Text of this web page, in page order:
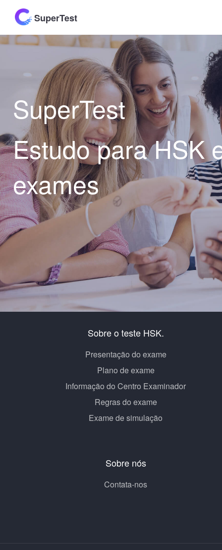
SuperTest
SuperTest
Estudo para HSK
exames
Sobre o teste HSK.
Presentação do exame
Plano de exame
Informação do Centro Examinador
Regras do exame
Exame de simulação
Sobre nós
Contata-nos